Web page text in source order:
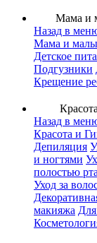
Мама и
Назад в
Мама и
Детское
Подгузники
Крещение
Назад в
Красота и
Депиляция
и ногтями
полостью рта
Уход за
макияжа